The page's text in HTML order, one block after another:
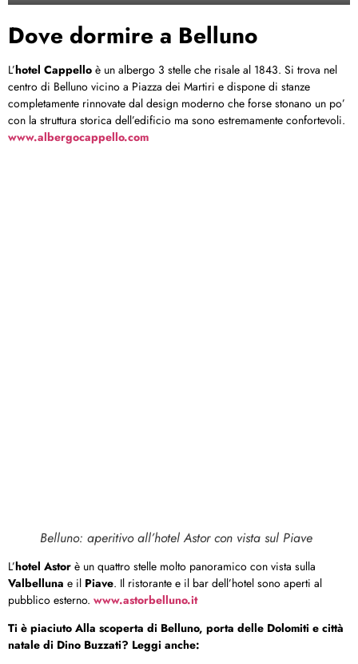
Dove dormire a Belluno
L’hotel Cappello è un albergo 3 stelle che risale al 1843. Si trova nel
centro di Belluno vicino a Piazza dei Martiri e dispone di stanze
completamente rinnovate dal design moderno che forse stonano un po’
con la struttura storica dell’edificio ma sono estremamente confortevoli.
www.albergocappello.com
Belluno: aperitivo all’hotel Astor con vista sul Piave
L’hotel Astor è un quattro stelle molto panoramico con vista sulla
Valbelluna e il Piave. Il ristorante e il bar dell’hotel sono aperti al
pubblico esterno. www.astorbelluno.it
Ti è piaciuto Alla scoperta di Belluno, porta delle Dolomiti e città
natale di Dino Buzzati? Leggi anche: